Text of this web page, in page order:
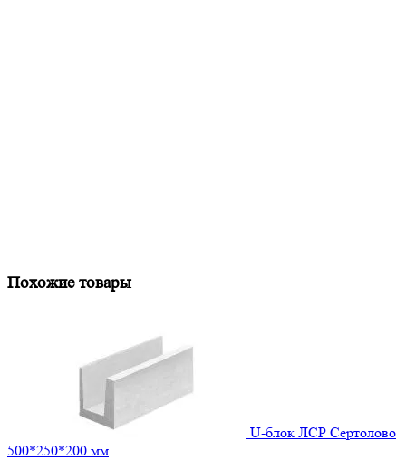
Похожие товары
U-блок ЛСР Сертолово
500*250*200 мм